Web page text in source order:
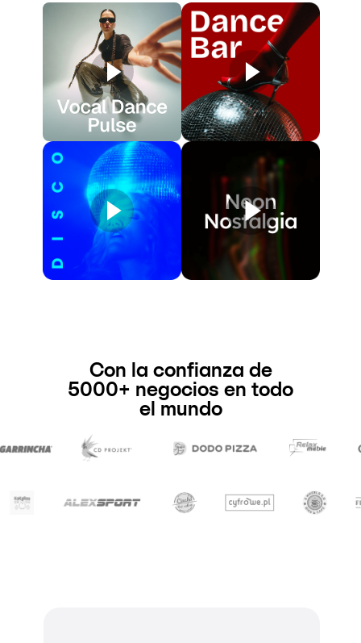
Con la confianza de
5000+ negocios en todo
el mundo